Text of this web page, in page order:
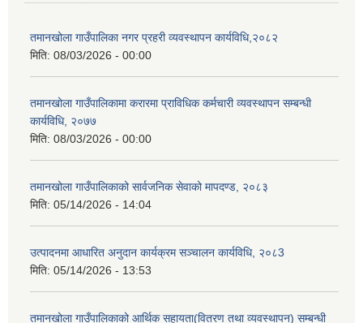
तमानखोला गाउँपालिका नगर प्रहरी व्यवस्थापन कार्यविधि,२०८२
मिति: 08/03/2026 - 00:00
तमानखोला गाउँपालिकामा करारमा प्राविधिक कर्मचारी व्यवस्थापन सम्बन्धी
कार्यविधि, २०७७
मिति: 08/03/2026 - 00:00
तमानखोला गाउँपालिकाको सार्वजनिक सेवाको मापदण्ड, २०८३
मिति: 05/14/2026 - 14:04
उत्पादनमा आधारित अनुदान कार्यक्रम सञ्चालन कार्यविधि, २०८3
मिति: 05/14/2026 - 13:53
तमानखोला गाउँपालिकाको आर्थिक सहायता(वितरण तथा व्यवस्थापन) सम्बन्धी